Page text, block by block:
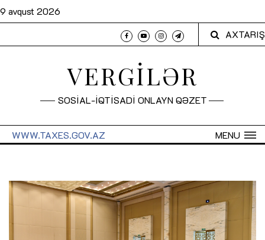
9 avqust 2026
AXTARIŞ
VERGİLƏR
SOSİAL-İQTİSADİ ONLAYN QƏZET
MENU
WWW.TAXES.GOV.AZ